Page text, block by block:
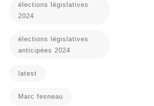
élections législatives
2024
élections législatives
anticipées 2024
latest
Marc fesneau